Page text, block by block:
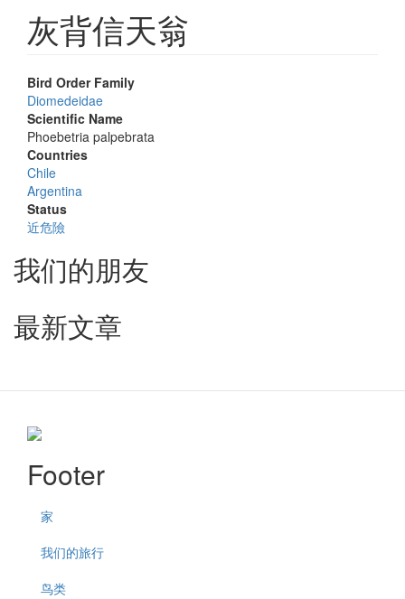
灰背信天翁
Bird Order Family
Diomedeidae
Scientific Name
Phoebetria palpebrata
Countries
Chile
Argentina
Status
近危險
我们的朋友
最新文章
Footer
家
我们的旅行
鸟类